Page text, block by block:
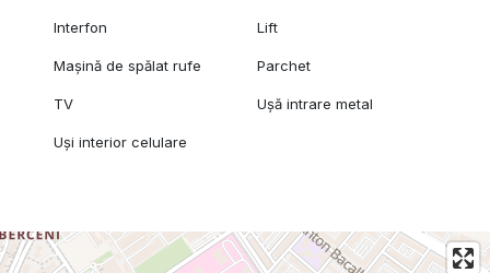
Interfon Lift
Mașină de spălat rufe Parchet
TV Ușă intrare metal
Uși interior celulare